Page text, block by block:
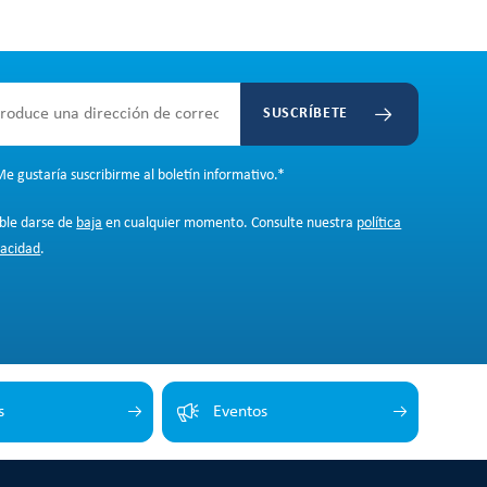
SUSCRÍBETE
gustaría suscribirme al boletín informativo.*
darse de baja en cualquier momento. Consulte nuestra política
.
Eventos